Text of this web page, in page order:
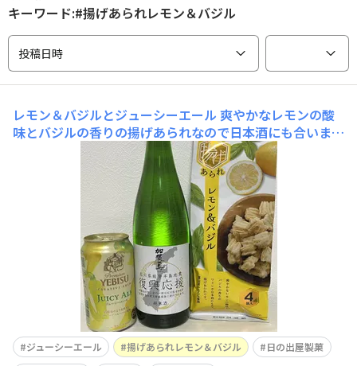
キーワード:#揚げあられレモン＆バジル
投稿日時
レモン＆バジルとジューシーエール 爽やかなレモンの酸
味とバジルの香りの揚げあられなので日本酒にも合います
ジューシーエール 揚げあられレモン＆バジル
日の出屋製菓